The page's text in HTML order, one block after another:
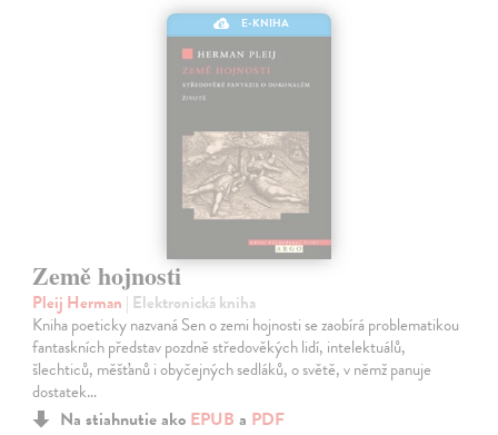
E-KNIHA
Země hojnosti
Pleij Herman | Elektronická kniha
Kniha poeticky nazvaná Sen o zemi hojnosti se zaobírá problematikou
fantaskních představ pozdně středověkých lidí, intelektuálů,
šlechticů, měšťanů i obyčejných sedláků, o světě, v němž panuje
dostatek…
Na stiahnutie ako EPUB a PDF